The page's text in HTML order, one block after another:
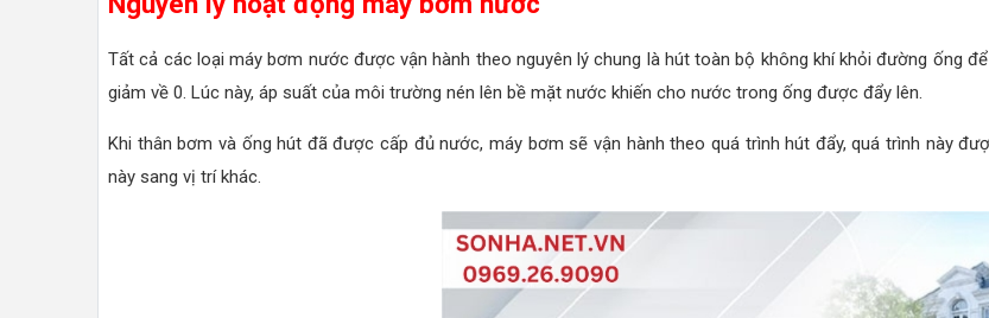
Tất cả các loại máy bơm nước được vận hành theo nguyên lý chung là hút toàn bộ không khí khỏi đường ống
giảm về 0. Lúc này, áp suất của môi trường nén lên bề mặt nước khiến cho nước trong ống được đẩy lên.
Khi thân bơm và ống hút đã được cấp đủ nước, máy bơm sẽ vận hành theo quá trình hút đẩy, quá trình này
này sang vị trí khác.